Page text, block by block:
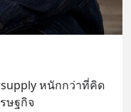
หนักกว่าที่คิด
ษฐกิจ